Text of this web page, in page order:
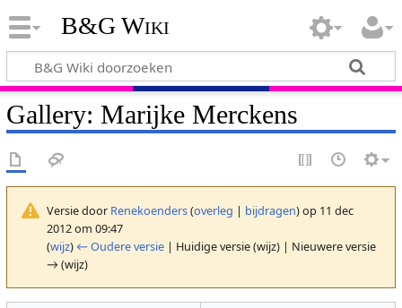
B&G Wiki
Gallery: Marijke Merckens
Versie door Renekoenders(overleg | bijdragen)op 11 dec
2012 om 09:47
(wijz) ← Oudere versie| Huidige versie (wijz) | Nieuwere versie
→ (wijz)